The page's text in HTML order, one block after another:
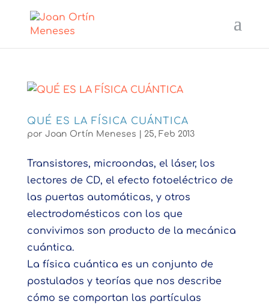
QUÉ ES LA FÍSICA CUÁNTICA
por Joan Ortín Meneses 25, Feb 2013
Transistores, microondas, el láser, los
lectores de CD, el efecto fotoeléctrico de
las puertas automáticas, y otros
electrodomésticos con los que
convivimos son producto de la mecánica
cuántica.
La física cuántica es un conjunto de
postulados y teorías que nos describe
cómo se comportan las partículas